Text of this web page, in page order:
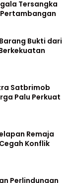
Tersangka
Bukti dari
Satbrimob
Palu Perkuat
Remaja
Konflik
Perlindungan